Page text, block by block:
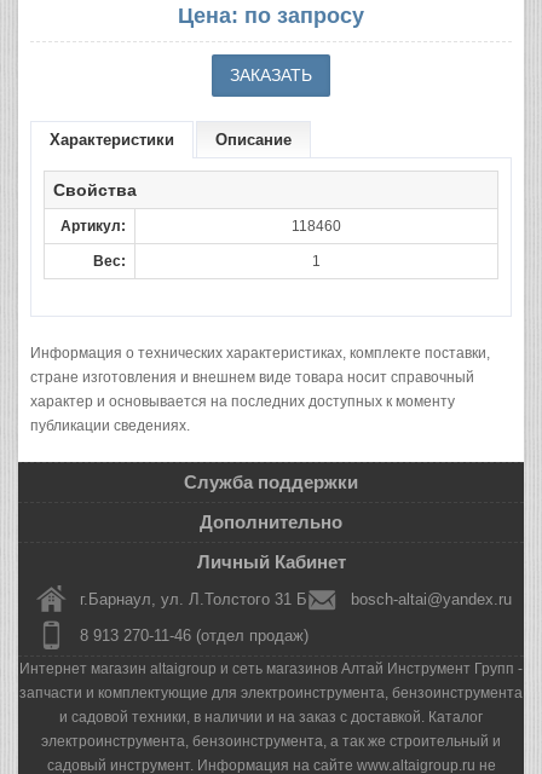
Цена: по запросу
Характеристики Описание
Свойства
Артикул: 118460
Вес: 1
Информация о технических характеристиках, комплекте поставки,
стране изготовления и внешнем виде товара носит справочный
характер и основывается на последних доступных к моменту
публикации сведениях.
Служба поддержки
Дополнительно
Личный Кабинет
г.Барнаул, ул. Л.Толстого 31 Б
bosch-altai@yandex.ru
8 913 270-11-46 (отдел продаж)
Интернет магазин altaigroup и сеть магазинов Алтай Инструмент Групп -
запчасти и комплектующие для электроинструмента, бензоинструмента
и садовой техники, в наличии и на заказ с доставкой. Каталог
электроинструмента, бензоинструмента, а так же строительный и
садовый инструмент. Информация на сайте www.altaigroup.ru не